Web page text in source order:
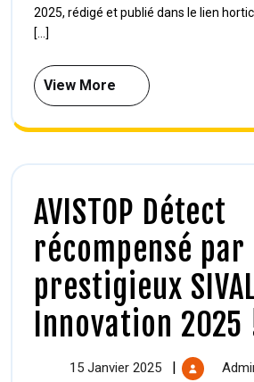
2025, rédigé et publié dans le lien
[...]
View More
AVISTOP Détect
récompensé par
prestigieux
Innovation 2025
15 Janvier 2025 |